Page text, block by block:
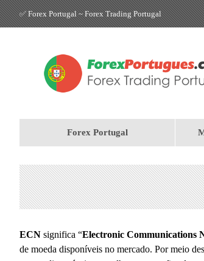
✅ Forex Portugal ~ Forex Trading Portugal
Forex Portugal
ECN significa “Electronic Communications
de moeda disponíveis no mercado. Por meio